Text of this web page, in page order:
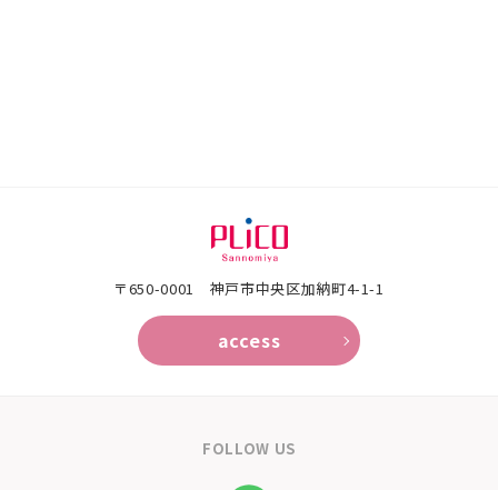
〒650-0001 神戸市中央区加納町4-1-1
access
FOLLOW US